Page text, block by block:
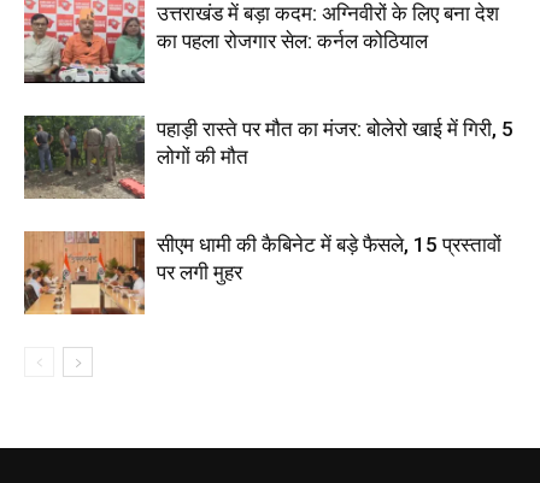
उत्तराखंड में बड़ा कदम: अग्निवीरों के लिए बना देश
का पहला रोजगार सेल: कर्नल कोठियाल
पहाड़ी रास्ते पर मौत का मंजर: बोलेरो खाई में गिरी, 5
लोगों की मौत
सीएम धामी की कैबिनेट में बड़े फैसले, 15 प्रस्तावों
पर लगी मुहर